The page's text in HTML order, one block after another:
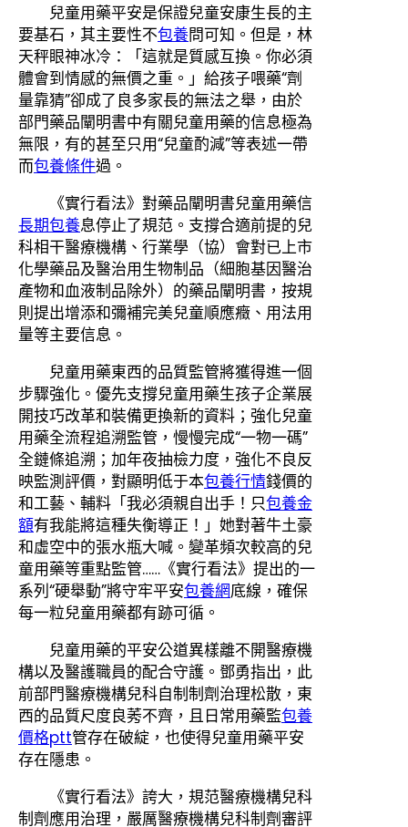
兒童用藥平安是保證兒童安康生長的主
要基石，其主要性不包養問可知。但是，林
天秤眼神冰冷：「這就是質感互換。你必須
體會到情感的無價之重。」給孩子喂藥“劑
量靠猜”卻成了良多家長的無法之舉，由於
部門藥品闡明書中有關兒童用藥的信息極為
無限，有的甚至只用“兒童酌減”等表述一帶
而包養條件過。
《實行看法》對藥品闡明書兒童用藥信
長期包養息停止了規范。支撐合適前提的兒
科相干醫療機構、行業學（協）會對已上市
化學藥品及醫治用生物制品（細胞基因醫治
產物和血液制品除外）的藥品闡明書，按規
則提出增添和彌補完美兒童順應癥、用法用
量等主要信息。
兒童用藥東西的品質監管將獲得進一個
步驟強化。優先支撐兒童用藥生孩子企業展
開技巧改革和裝備更換新的資料；強化兒童
用藥全流程追溯監管，慢慢完成“一物一碼”
全鏈條追溯；加年夜抽檢力度，強化不良反
映監測評價，對顯明低于本包養行情錢價的
和工藝、輔料「我必須親自出手！只包養金
額有我能將這種失衡導正！」她對著牛土豪
和虛空中的張水瓶大喊。變革頻次較高的兒
童用藥等重點監管……《實行看法》提出的一
系列“硬舉動”將守牢平安包養網底線，確保
每一粒兒童用藥都有跡可循。
兒童用藥的平安公道異樣離不開醫療機
構以及醫護職員的配合守護。鄧勇指出，此
前部門醫療機構兒科自制制劑治理松散，東
西的品質尺度良莠不齊，且日常用藥監包養
價格ptt管存在破綻，也使得兒童用藥平安
存在隱患。
《實行看法》誇大，規范醫療機構兒科
制劑應用治理，嚴厲醫療機構兒科制劑審評